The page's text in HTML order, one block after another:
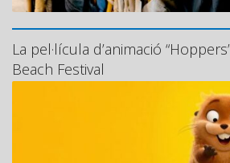
La pel·lícula d’animació
Beach Festival